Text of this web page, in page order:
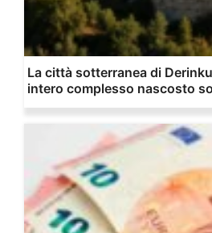
La città sotterranea di
intero complesso nascosto